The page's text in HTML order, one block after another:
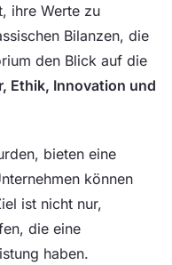
ihre Werte zu
Bilanzen, die
den Blick auf die
Ethik, Innovation und
bieten eine
können
ist nicht nur,
die eine
haben.